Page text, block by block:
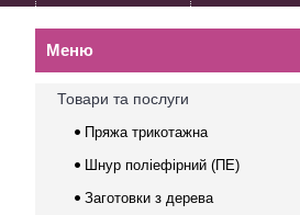
Товари та послуги
Пряжа трикотажна
Шнур поліефірний (ПЕ)
Заготовки з дерева